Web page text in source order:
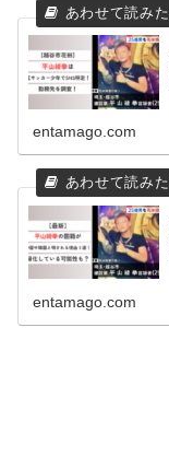
entamago.com
entamago.com